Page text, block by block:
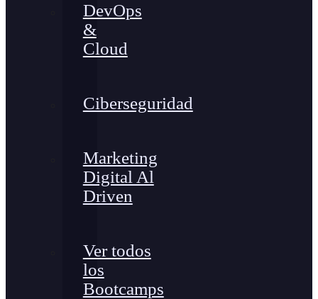
DevOps
&
Cloud
Ciberseguridad
Marketing
Digital Al
Driven
Ver todos
los
Bootcamps